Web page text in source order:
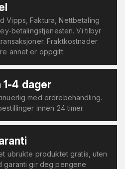
Vipps, Faktura, Nettbetaling
betalingstjenesten. Vi tilbyr
Fraktkostnader
annet er oppgitt.
1-4 dager
med ordrebehandling.
innen 24 timer.
ubrukte produktet gratis, uten
garanti gir deg pengene